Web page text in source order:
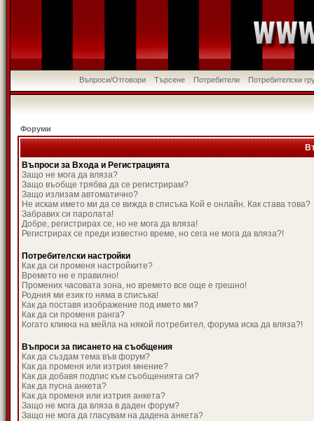
Въпроси/Отговори Търсене Потребители Потребителски
Форуми
Въпроси за Входа и Регистрацията
Защо не мога да вляза?
Защо въобще трябва да се регистрирам?
Защо излизам автоматично?
Не искам името ми да се вижда в списъка Кой е онлайн. Как става това?
Забравих си паролата!
Добре, регистрирах се, но не мога да вляза!
Регистрирах се преди известно време, но сега не мога да вляза?!
Потребителски настройки
Как да си променя настройките?
Времето не е правилно!
Промених часовата зона, но времето все още е грешно!
Родния ми език го няма в списъка!
Как да поставя изображение под името ми?
Как да си променя ранга?
Когато кликна на мейла на някой потребител, форума иска да вляза?!
Въпроси за писането на съобщения
Как да създам тема във форум?
Как да променя или изтрия мнение?
Как да добавя подпис към съобщенията си?
Как да пусна анкета?
Как да променя или изтрия анкета?
Защо не мога да вляза в даден форум?
Защо не мога да гласувам на дадена анкета?